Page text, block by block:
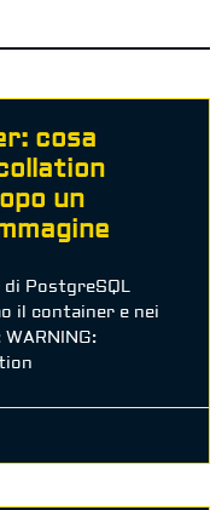
cosa
un
di PostgreSQL
il container e nei